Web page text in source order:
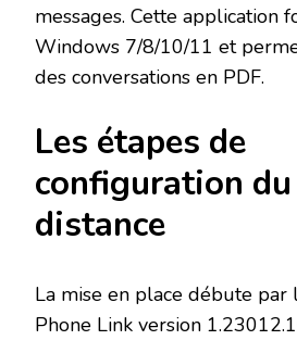
messages. Cette application
Windows 7/8/10/11 et
des conversations en PDF.
Les étapes de
configuration du
distance
La mise en place débute
Phone Link version